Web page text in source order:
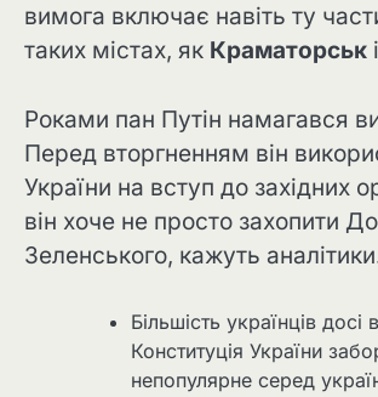
вимога включає навіть ту
таких містах, як Краматорськ і
Роками пан Путін намагався
Перед вторгненням він
України на вступ до західних
він хоче не просто захопити
Зеленського, кажуть
Більшість українців
Конституція України
непопулярне серед